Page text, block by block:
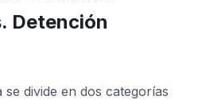
Detención
divide en dos categorías